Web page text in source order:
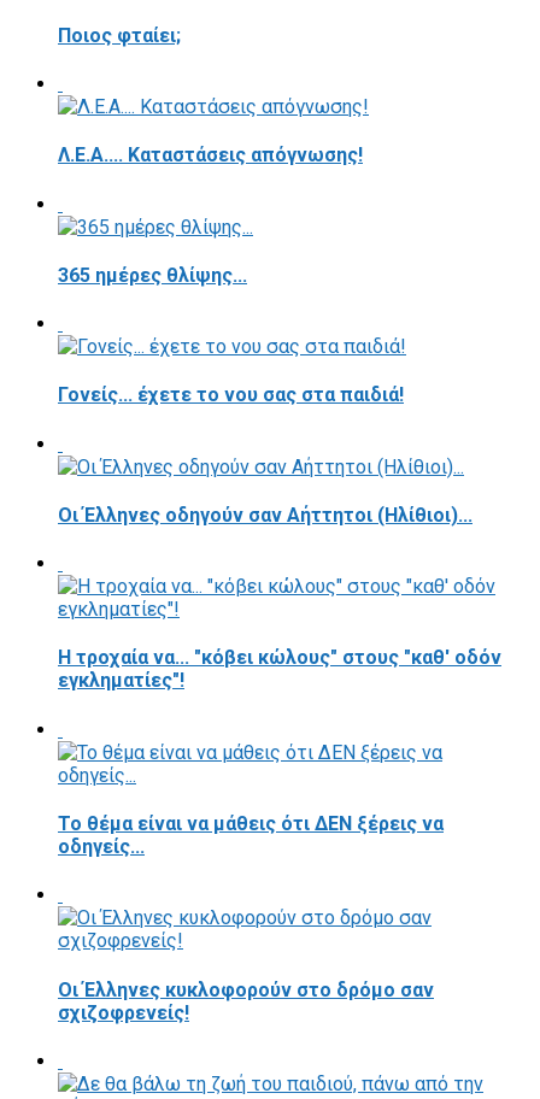
Ποιος φταίει;
Λ.Ε.Α.... Καταστάσεις απόγνωσης!
365 ημέρες θλίψης...
Γονείς... έχετε το νου σας στα παιδιά!
Οι Έλληνες οδηγούν σαν Αήττητοι (Ηλίθιοι)...
Η τροχαία να... "κόβει κώλους" στους "καθ' οδόν
εγκληματίες"!
Το θέμα είναι να μάθεις ότι ΔΕΝ ξέρεις να
οδηγείς...
Οι Έλληνες κυκλοφορούν στο δρόμο σαν
σχιζοφρενείς!